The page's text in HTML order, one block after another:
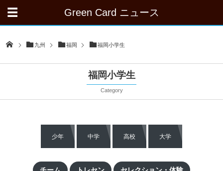
Green Card ニュース
九州 福岡 福岡小学生
福岡小学生
Category
少年 中学 高校 大学